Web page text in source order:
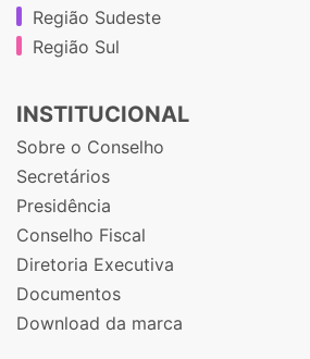
Região Sudeste
Região Sul
INSTITUCIONAL
Sobre o Conselho
Secretários
Presidência
Conselho Fiscal
Diretoria Executiva
Documentos
Download da marca